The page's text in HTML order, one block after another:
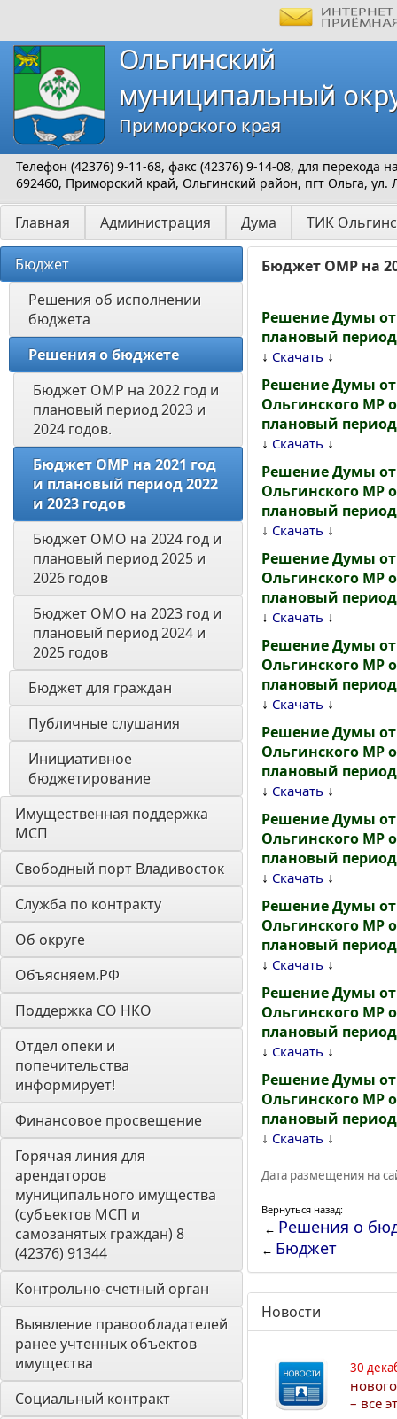
Ольгинский
муниципальный
Приморского края
Телефон (42376) 9-11-68, факс (42376) 9-14-08, для перехода
692460, Приморский край, Ольгинский район, пгт Ольга, ул.
Главная Администрация Дума ТИК
Бюджет
Решения об исполнении
бюджета
Решения о бюджете
Бюджет ОМР на 2022 год и
плановый период 2023 и
2024 годов.
Бюджет ОМР на 2021 год
и плановый период 2022
и 2023 годов
Бюджет ОМО на 2024 год и
плановый период 2025 и
2026 годов
Бюджет ОМО на 2023 год и
плановый период 2024 и
2025 годов
Бюджет для граждан
Публичные слушания
Инициативное
бюджетирование
Имущественная поддержка
МСП
Свободный порт Владивосток
Служба по контракту
Об округе
Объясняем.РФ
Поддержка СО НКО
Отдел опеки и
попечительства
информирует!
Финансовое просвещение
Горячая линия для
арендаторов
муниципального имущества
(субъектов МСП и
самозанятых граждан) 8
(42376) 91344
Контрольно-счетный орган
Выявление правообладателей
ранее учтенных объектов
имущества
Социальный контракт
Бюджет ОМР на
Решение Думы от
плановый период
↓ Скачать ↓
Решение Думы
Ольгинского МР
плановый период
↓ Скачать ↓
Решение Думы
Ольгинского МР
плановый период
↓ Скачать ↓
Решение Думы
Ольгинского МР
плановый период
↓ Скачать ↓
Решение Думы
Ольгинского МР
плановый период
↓ Скачать ↓
Решение Думы
Ольгинского МР
плановый период
↓ Скачать ↓
Решение Думы
Ольгинского МР
плановый период
↓ Скачать ↓
Решение Думы
Ольгинского МР
плановый период
↓ Скачать ↓
Решение Думы
Ольгинского МР
плановый период
↓ Скачать ↓
Решение Думы
Ольгинского МР
плановый период
↓ Скачать ↓
Дата размещения на
Вернуться назад:
← Решения о
← Бюджет
Новости
30
– все